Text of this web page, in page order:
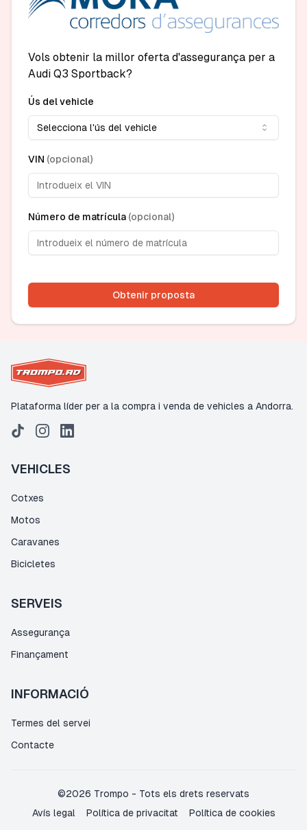
Vols obtenir la millor oferta d'assegurança per a
Audi Q3 Sportback?
Ús del vehicle
Selecciona l'ús del vehicle
VIN (opcional)
Número de matrícula (opcional)
Obtenir proposta
Plataforma líder per a la compra i venda de vehicles a Andorra.
VEHICLES
Cotxes
Motos
Caravanes
Bicicletes
SERVEIS
Assegurança
Finançament
INFORMACIÓ
Termes del servei
Contacte
©2026 Trompo - Tots els drets reservats
Avís legal
Política de privacitat Política de cookies